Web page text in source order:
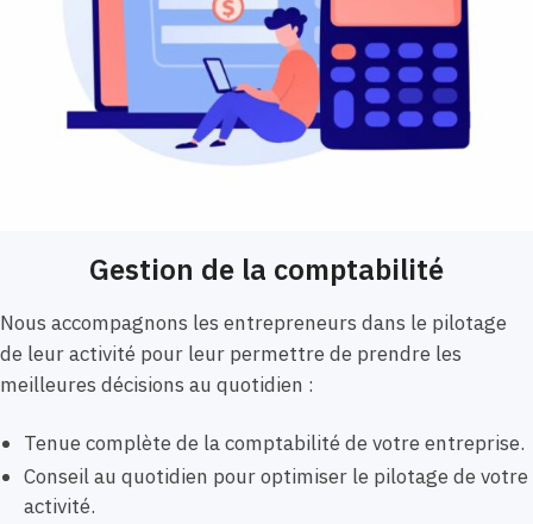
Gestion de la comptabilité
Nous accompagnons les entrepreneurs dans le pilotage
de leur activité pour leur permettre de prendre les
meilleures décisions au quotidien :
Tenue complète de la comptabilité de votre entreprise.
Conseil au quotidien pour optimiser le pilotage de votre
activité.